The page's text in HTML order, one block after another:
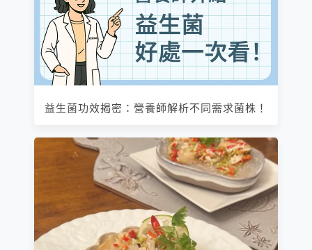
益生菌功效揭密：營養師解析不同需求菌株！